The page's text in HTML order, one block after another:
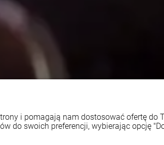
i pomagają nam dostosować ofertę
do swoich preferencji, wybierając opcję